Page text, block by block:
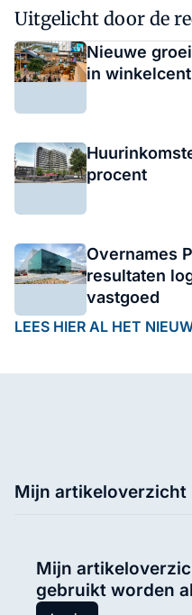
Uitgelicht door de
Nieuwe
in
procent
Overnames
resultaten
vastgoed
LEES HIER AL HET
Mijn artikeloverzicht
Mijn
gebruikt worden